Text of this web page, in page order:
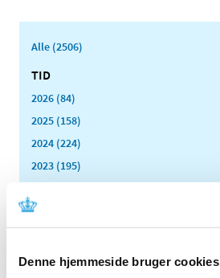
Denne hjemmeside bruger cookies
Alle (2506)
TID
2026 (84)
2025 (158)
2024 (224)
2023 (195)
2021 (516)
2020 (263)
2019 (159)